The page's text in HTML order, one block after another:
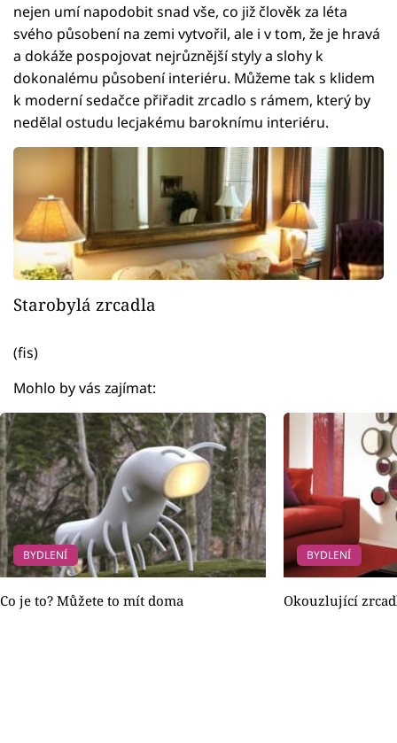
nejen umí napodobit snad vše, co již člověk za léta
svého působení na zemi vytvořil, ale i v tom, že je hravá
a dokáže pospojovat nejrůznější styly a slohy k
dokonalému působení interiéru. Můžeme tak s klidem
k moderní sedačce přiřadit zrcadlo s rámem, který by
nedělal ostudu lecjakému baroknímu interiéru.
Starobylá zrcadla
(fis)
Mohlo by vás zajímat:
BYDLENÍ
Co je to? Můžete to mít doma
BYDLENÍ
Okouzlující